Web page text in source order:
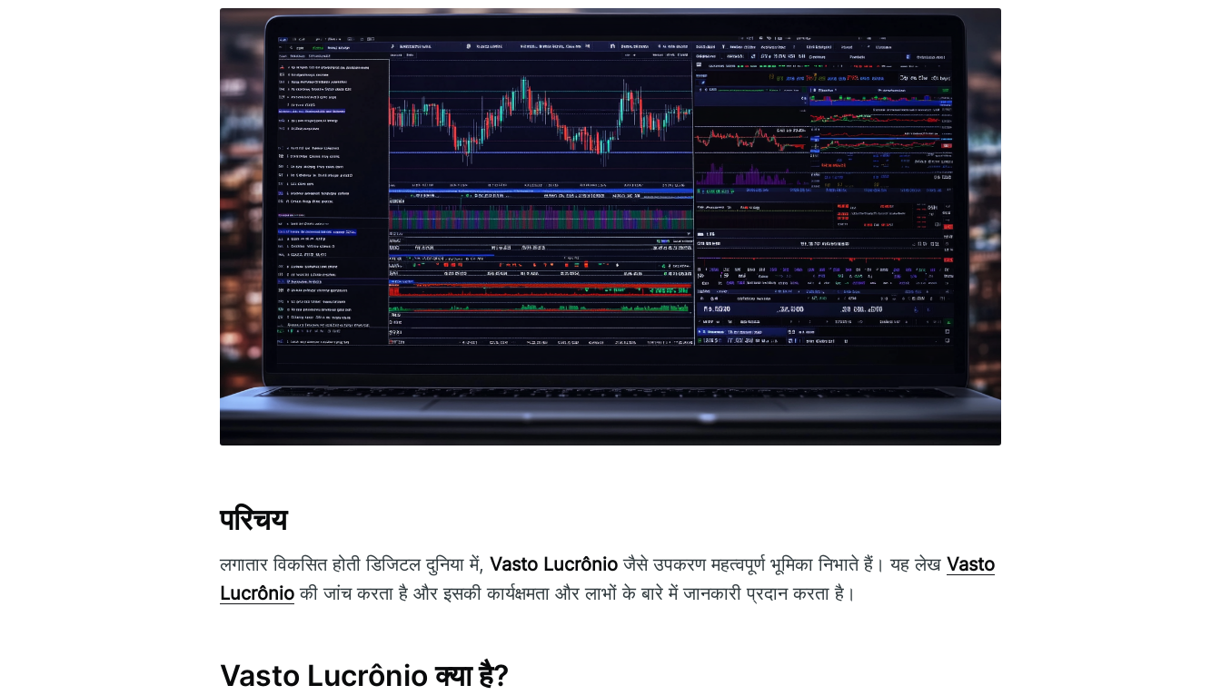
परिचय
लगातार विकसित होती डिजिटल दुनिया में, Vasto Lucrônio जैसे उपकरण महत्वपूर्ण भूमिका निभाते हैं। यह लेख Vasto
Lucrônio की जांच करता है और इसकी कार्यक्षमता और लाभों के बारे में जानकारी प्रदान करता है।
Vasto Lucrônio क्या है?